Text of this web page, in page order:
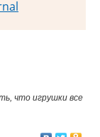
что игрушки все